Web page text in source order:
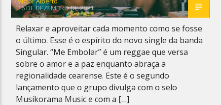
16 DE DEZEMBRO DE 2021
Relaxar e aproveitar cada momento como se fosse
o último. Esse é o espírito do novo single da banda
Singular. “Me Embolar” é um reggae que versa
sobre o amor e a paz enquanto abraça a
regionalidade cearense. Este é o segundo
lançamento que o grupo divulga com o selo
Musikorama Music e com a […]